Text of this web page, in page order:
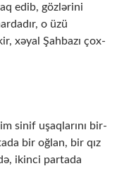
edib, gözlərini
o üzü
xəyal Şahbazı çox-
sinif uşaqlarını bir-
bir oğlan, bir qız
ikinci partada